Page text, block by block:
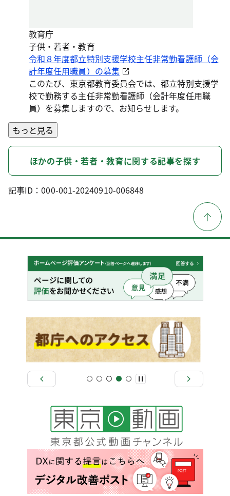
教育庁
子供・若者・教育
令和８年度都立特別支援学校主任非常勤看護師（会
計年度任用職員）の募集
このたび、東京都教育委員会では、都立特別支援学
校で勤務する主任非常勤看護師（会計年度任用職
員）を募集しますので、お知らせします。
もっと見る
ほかの子供・若者・教育に関する記事を探す
記事ID：000-001-20240910-006848